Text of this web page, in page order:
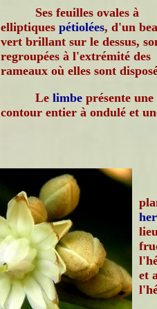
Ses feuilles ovales à
elliptiques pétiolées, d'un
vert brillant sur le dessus,
regroupées à l'extrémité des
rameaux où elles sont
Le limbe présente une
contour entier à ondulé et
et